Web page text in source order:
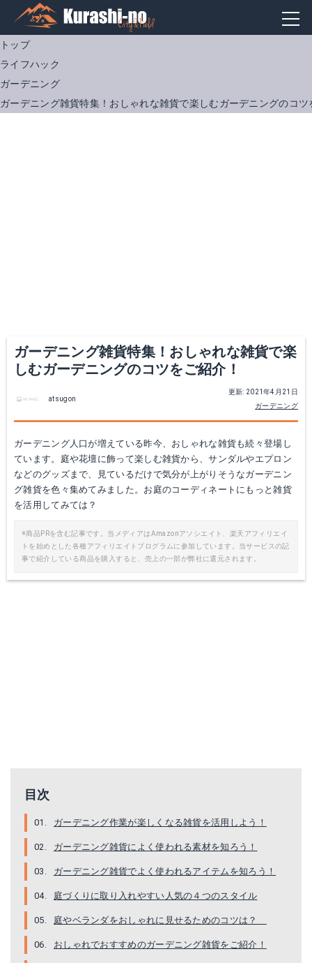
トップ
ライフハック
ガーデニング
ガーデニング雑貨特集！おしゃれな雑貨で楽しむガーデニングのコツ
ガーデニング雑貨特集！おしゃれな雑貨で楽
しむガーデニングのコツをご紹介！
更新: 2021年4月21日
ガーデニング
atsugon
ガーデニング人口が増えている昨今、おしゃれな雑貨も続々登場し
ています。庭や花壇に飾って楽しむ雑貨から、サンダルやエプロン
などのグッズまで、見ているだけで気分が上がりそうなガーデニン
グ雑貨を色々集めてみました。お庭のコーディネートにもっと雑貨
を活用してみては？
※商品PRを含む記事です。当メディアはAmazonアソシエイト、楽天アフィリエイ
トを始めとした各種アフィリエイトプログラムに参加しています。当サービスの記
事で紹介している商品を購入すると、売上の一部が弊社に還元されます。
目次
ガーデニング作業が楽しくなる雑貨を活用しよう！
ガーデニング雑貨によく使われる素材を知ろう！
ガーデニング雑貨でよく使われるアイテムを知ろう！
庭づくりに取り入れやすい人気の４つのスタイル
庭やベランダをおしゃれに見せるためのコツは？
おしゃれでおすすめのガーデニング雑貨をご紹介！